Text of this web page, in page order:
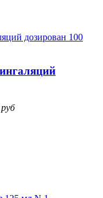
руб